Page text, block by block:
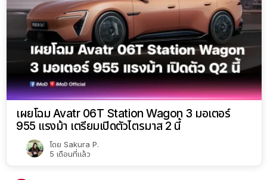
เผยโฉม Avatr 06T Station Wagon 3 มอเตอร์
955 แรงม้า เตรียมเปิดตัวไตรมาส 2 นี้
โดย Sakura P.
5 เดือนที่แล้ว